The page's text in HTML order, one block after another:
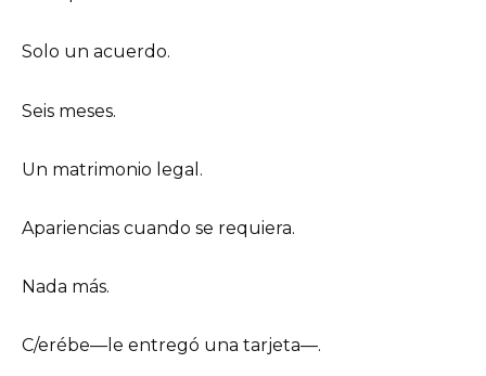
Solo un acuerdo.
Seis meses.
Un matrimonio legal.
Apariencias cuando se requiera.
Nada más.
C/erébe—le entregó una tarjeta—.